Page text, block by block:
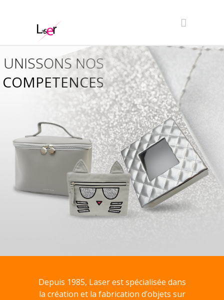
COMPETENCES
UNISSONS NOS
Depuis 1985, Laser est spécialisée dans
la création et la fabrication d’objets sur